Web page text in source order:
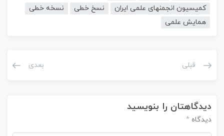
کمیسیون انجمنهای علمی ایران
نسخ خطی
نسخه خطی
همایش علمی
قبلی بعدی
دیدگاهتان را بنویسید
دیدگاه *